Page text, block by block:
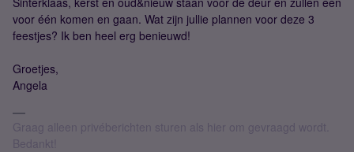
voor één komen en gaan. Wat zijn jullie plannen voor deze 3
feestjes? Ik ben heel erg benieuwd!
Groetjes,
Angela
Graag alleen privéberichten sturen als hier om gevraagd wordt.
Bedankt!